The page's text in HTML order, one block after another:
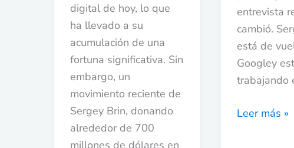
digital de hoy, lo que
ha llevado a su
acumulación de una
fortuna significativa. Sin
embargo, un
movimiento reciente de
Sergey Brin, donando
alrededor de 700
entrevista
cambió.
está de
Googley
trabajando
Leer más »